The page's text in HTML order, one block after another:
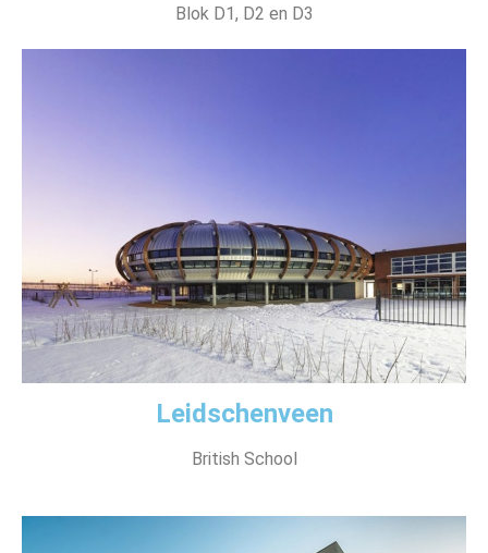
Blok D1, D2 en D3
Leidschenveen
British School